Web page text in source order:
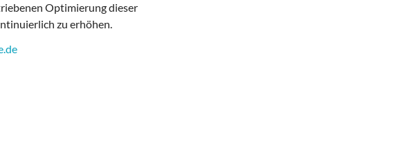
Optimierung dieser
zu erhöhen.